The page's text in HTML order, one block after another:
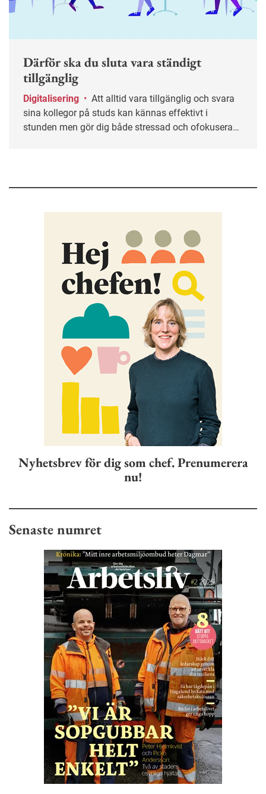
Därför ska du sluta vara ständigt
tillgänglig
Digitalisering •
sina kollegor på studs kan kännas effektivt i
stunden men gör dig både stressad och ofokuserad.
Nyhetsbrev för dig som chef. Prenumerera
nu!
Senaste numret